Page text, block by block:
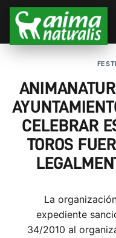
CELEBRAR
TOROS
La
expediente
34/2010 al